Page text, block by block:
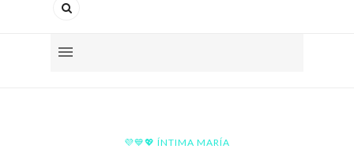
💜💙💖 ÍNTIMA MARÍA